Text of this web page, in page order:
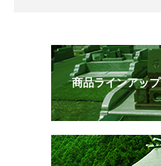
商品ラインアップ